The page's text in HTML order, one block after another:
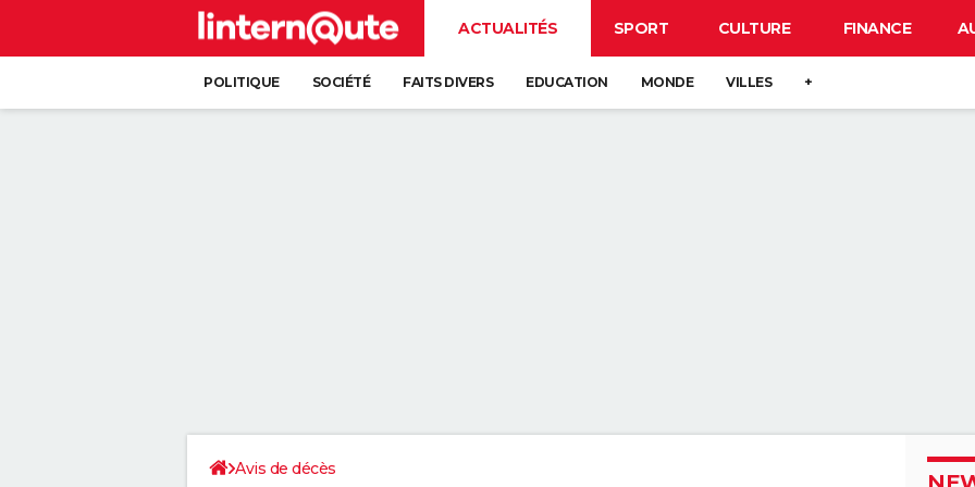
ACTUALITÉS SPORT CULTURE FINANCE
POLITIQUE SOCIÉTÉ FAITS DIVERS EDUCATION MONDE VILLES +
Avis de décès